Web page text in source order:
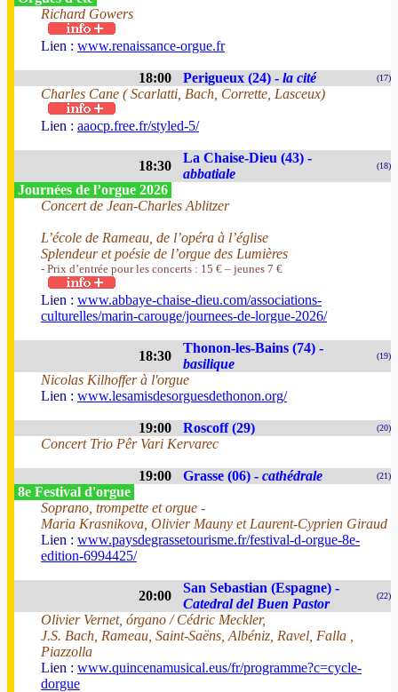
Richard Gowers
Lien : www.renaissance-orgue.fr
18:00 Perigueux (24) - la cité (17)
Charles Cane ( Scarlatti, Bach, Corrette, Lasceux)
Lien : aaocp.free.fr/styled-5/
18:30
La Chaise-Dieu (43) -
abbatiale
(18)
Journées de l’orgue 2026
Concert de Jean-Charles Ablitzer
L’école de Rameau, de l’opéra à l’église
Splendeur et poésie de l’orgue des Lumières
- Prix d’entrée pour les concerts : 15 € – jeunes 7 €
Lien : www.abbaye-chaise-dieu.com/associations-
culturelles/marin-carouge/journees-de-lorgue-2026/
18:30
Thonon-les-Bains (74) -
basilique
(19)
Nicolas Kilhoffer à l'orgue
Lien : www.lesamisdesorguesdethonon.org/
19:00 Roscoff (29) (20)
Concert Trio Pêr Vari Kervarec
19:00 Grasse (06) - cathédrale (21)
8e Festival d'orgue
Soprano, trompette et orgue -
Maria Krasnikova, Olivier Mauny et Laurent-Cyprien Giraud
Lien : www.paysdegrassetourisme.fr/festival-d-orgue-8e-
edition-6994425/
20:00
San Sebastian (Espagne) -
Catedral del Buen Pastor
(22)
Olivier Vernet, órgano / Cédric Meckler,
J.S. Bach, Rameau, Saint-Saëns, Albéniz, Ravel, Falla ,
Piazzolla
Lien : www.quincenamusical.eus/fr/programme?c=cycle-
dorgue